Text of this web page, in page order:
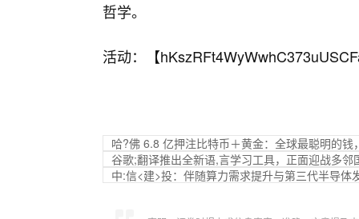
哲学。
活动：【
哈?佛 6.8 亿押注比特币＋黄金：全球最聪明的钱
谷歌;翻译推出全新语,言学习工具，正面迎战多邻
中:信<建>投：伴随算力需求提升与第三代半导